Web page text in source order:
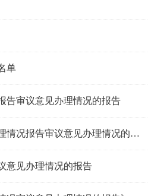
单
告审议意见办理情况的报告
关于《湖南省人民政府关于国有资产运营和管理情况报告审议意见办理情况的报告》的审议意见
意见办理情况的报告